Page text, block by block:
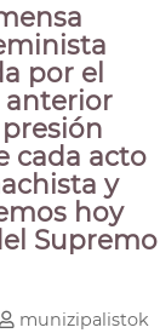
por el
anterior
cada acto
y
hoy
Supremo
munizipalistok